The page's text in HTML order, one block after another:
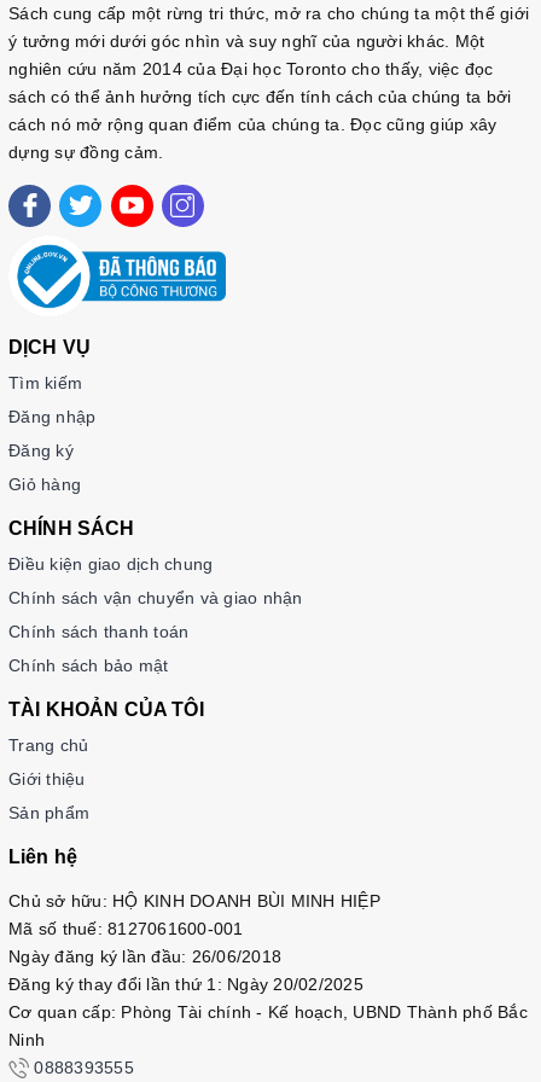
Sách cung cấp một rừng tri thức, mở ra cho chúng ta một thế giới
ý tưởng mới dưới góc nhìn và suy nghĩ của người khác. Một
nghiên cứu năm 2014 của Đại học Toronto cho thấy, việc đọc
sách có thể ảnh hưởng tích cực đến tính cách của chúng ta bởi
cách nó mở rộng quan điểm của chúng ta. Đọc cũng giúp xây
dựng sự đồng cảm.
DỊCH VỤ
Tìm kiếm
Đăng nhập
Đăng ký
Giỏ hàng
CHÍNH SÁCH
Điều kiện giao dịch chung
Chính sách vận chuyển và giao nhận
Chính sách thanh toán
Chính sách bảo mật
TÀI KHOẢN CỦA TÔI
Trang chủ
Giới thiệu
Sản phẩm
Liên hệ
Chủ sở hữu: HỘ KINH DOANH BÙI MINH HIỆP
Mã số thuế: 8127061600-001
Ngày đăng ký lần đầu: 26/06/2018
Đăng ký thay đổi lần thứ 1: Ngày 20/02/2025
Cơ quan cấp: Phòng Tài chính - Kế hoạch, UBND Thành phố Bắc
Ninh
0888393555